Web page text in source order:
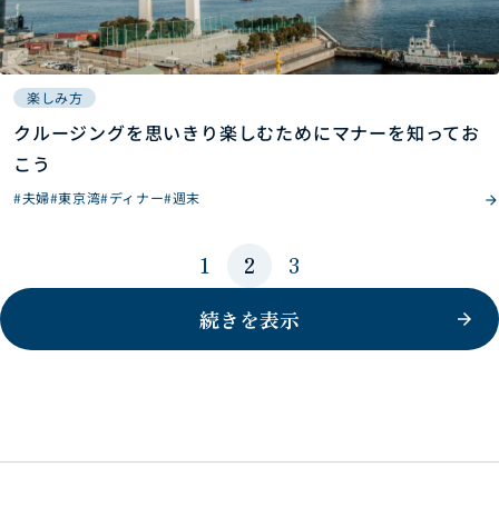
楽しみ方
クルージングを思いきり楽しむためにマナーを知ってお
こう
#夫婦#東京湾#ディナー#週末
1 2
3
続きを表示